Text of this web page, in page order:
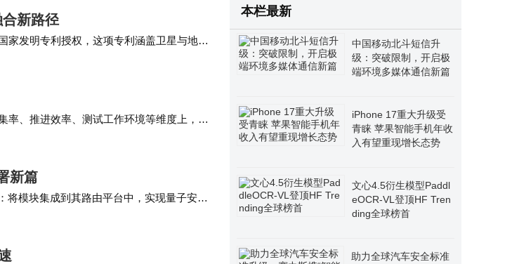
情况，确保运输工作的平稳进行。
新路径
家发明专利授权，这项专利涵盖卫星与地面
铺设了一条“高…
率、推进效率、测试工作环境等维度上，山
现了“高真空运行环…
新篇
将模块集成到其路由平台中，实现量子安全
本栏最新
中国移动北斗短信升
级：突破限制，开启极
端环境多媒体通信新篇
iPhone 17重大升级受
青睐 苹果智能手机年收
入有望重现增长态势
文心4.5衍生模型Paddl
eOCR-VL登顶HF Tren
ding全球榜首
助力全球汽车安全标准